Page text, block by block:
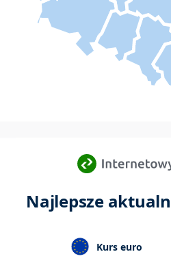
Najlepsze
Kurs euro